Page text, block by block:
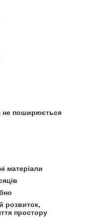
не поширюється
матеріали
розвиток,
простору